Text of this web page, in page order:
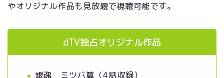
やオリジナル作品も見放題で視聴可能です。
dTV独占オリジナル作品
銀魂 ミツバ篇（4話収録）